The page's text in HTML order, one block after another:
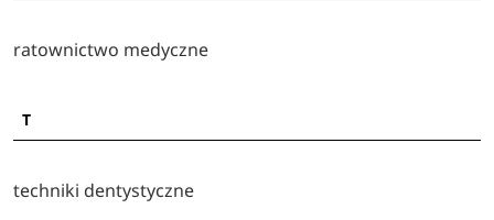
ratownictwo medyczne
T
techniki dentystyczne